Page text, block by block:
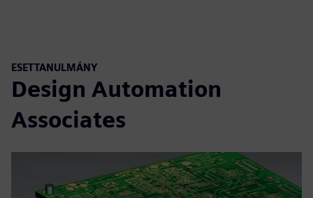
ESETTANULMÁNY
Design Automation
Associates